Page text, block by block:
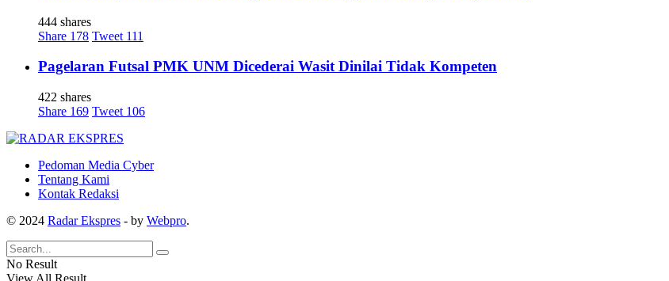
444 shares
Share 178 Tweet 111
Pagelaran Futsal PMK UNM Dicederai Wasit Dinilai Tidak Kompeten
422 shares
Share 169 Tweet 106
Pedoman Media Cyber
Tentang Kami
Kontak Redaksi
© 2024 Radar Ekspres - by Webpro.
No Result
View All Result